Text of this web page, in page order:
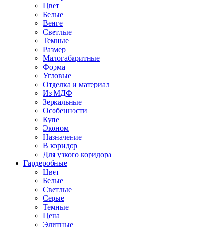
Цвет
Белые
Венге
Светлые
Темные
Размер
Малогабаритные
Форма
Угловые
Отделка и материал
Из МДФ
Зеркальные
Особенности
Купе
Эконом
Назначение
В коридор
Для узкого коридора
Гардеробные
Цвет
Белые
Светлые
Серые
Темные
Цена
Элитные